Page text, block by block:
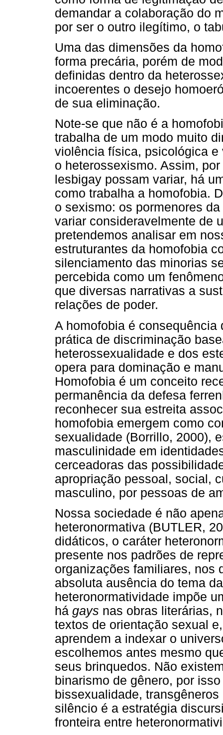
demandar a colaboração do
por ser o outro ilegítimo, o
Uma das dimensões da
forma precária, porém de
definidas dentro da
incoerentes o desejo
de sua eliminação.
Note-se que não é a
trabalha de um modo muito
violência física, psicológica
o heterossexismo. Assim,
lesbigay possam variar, há
como trabalha a homofobia.
o sexismo: os pormenores
variar consideravelmente de
pretendemos analisar em
estruturantes da homofobia
silenciamento das minorias
percebida como um
que diversas narrativas a
relações de poder.
A homofobia é
prática de discriminação
heterossexualidade e dos
opera para dominação e
Homofobia é um conceito
permanência da defesa
reconhecer sua estreita
homofobia emergem como
sexualidade (Borrillo, 2000),
masculinidade em
cerceadoras das
apropriação pessoal, social,
masculino, por pessoas de
Nossa sociedade é não
heteronormativa (BUTLER,
didáticos, o caráter
presente nos padrões de
organizações familiares, nos
absoluta ausência do tema
heteronormatividade impõe
há gays nas obras literárias,
textos de orientação sexual
aprendem a indexar o
escolhemos antes mesmo
seus brinquedos. Não
binarismo de gênero, por
bissexualidade,
silêncio é a estratégia
fronteira entre